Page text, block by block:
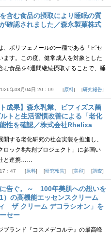
含む食品の摂取により睡眠の質
確認されました／森永製菓株式
、ポリフェノールの一種である「ピセ
ます。この度、健常成人を対象とした
む食品を4週間継続摂取することで、睡
年08月04日 20：09 原料 研究報告
成果】森永乳業、ビフィズス菌
トと生活習慣改善による「老化
性を確認／株式会社Rhelixa
する老化研究の社会実装を推進し、
ロック®共創プロジェクト」に参画い
と連携……
：47 原料 研究報告 美容 調査
告ぐ。～ 100年美肌への想いを
の高機能エッセンスクリーム
ザ クリーム デコラシオン」を
セー
ブランド『コスメデコルテ』の最高峰